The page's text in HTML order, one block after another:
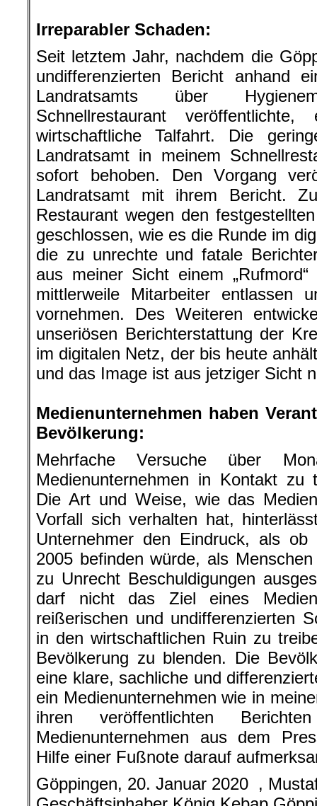
Irreparabler Schaden:
Seit letztem Jahr, nachdem die
undifferenzierten Bericht anhand
Landratsamts über
Schnellrestaurant
wirtschaftliche Talfahrt. Die
Landratsamt in meinem
sofort behoben. Den Vorgang
Landratsamt mit ihrem Bericht.
Restaurant wegen den
geschlossen, wie es die Runde im
die zu unrechte und fatale
aus meiner Sicht einem
mittlerweile Mitarbeiter entlassen
vornehmen. Des Weiteren
unseriösen Berichterstattung der
im digitalen Netz, der bis heute
und das Image ist aus jetziger Sicht
Medienunternehmen haben
Bevölkerung:
Mehrfache Versuche über
Medienunternehmen in Kontakt zu
Die Art und Weise, wie das
Vorfall sich verhalten hat,
Unternehmer den Eindruck, als
2005 befinden würde, als
zu Unrecht Beschuldigungen
darf nicht das Ziel eines
reißerischen und undifferenzierten
in den wirtschaftlichen Ruin zu
Bevölkerung zu blenden. Die
eine klare, sachliche und
ein Medienunternehmen wie in
ihren veröffentlichten
Medienunternehmen aus dem
Hilfe einer Fußnote darauf
Göppingen, 20. Januar 2020 ,